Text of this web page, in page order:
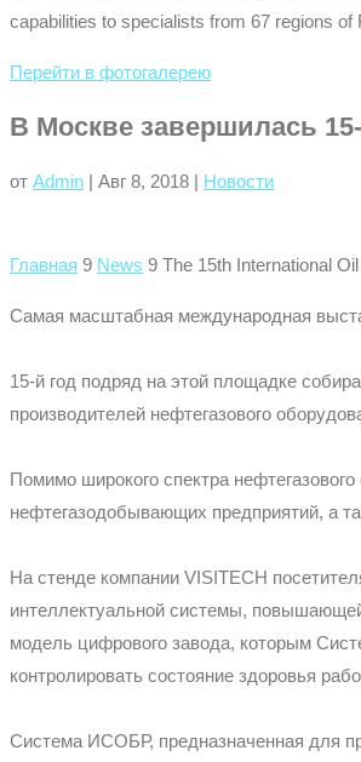
capabilities to specialists from 67 regions of
Перейти в фотогалерею
В Москве завершилась
от Admin | Авг 8, 2018 | Новости
Главная 9 News 9 The 15th International
Самая масштабная международная
15-й год подряд на этой площадке
производителей нефтегазового
Помимо широкого спектра
нефтегазодобывающих предприятий, а
На стенде компании VISITECH
интеллектуальной системы,
модель цифрового завода, которым
контролировать состояние здоровья
Система ИСОБР, предназначенная для